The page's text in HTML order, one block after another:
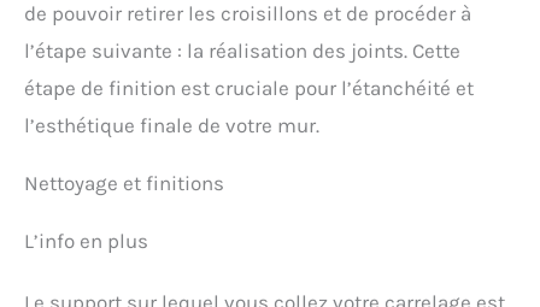
de pouvoir retirer les croisillons et de procéder à
l’étape suivante : la réalisation des joints. Cette
étape de finition est cruciale pour l’étanchéité et
l’esthétique finale de votre mur.
Nettoyage et finitions
L’info en plus
Le support sur lequel vous collez votre carrelage est